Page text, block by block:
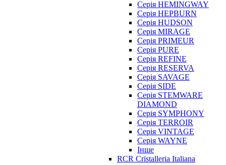
Серія HEMINGWAY
Серія HEPBURN
Серія HUDSON
Серія MIRAGE
Серія PRIMEUR
Серія PURE
Серія REFINE
Серія RESERVA
Серія SAVAGE
Серія SIDE
Серія STEMWARE
DIAMOND
Серія SYMPHONY
Серія TERROIR
Серія VINTAGE
Серія WAYNE
Інше
RCR Cristalleria Italiana